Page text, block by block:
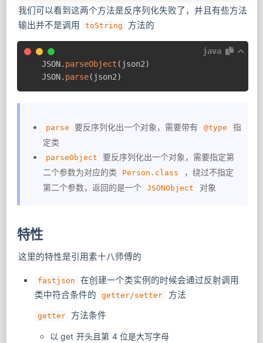
我们可以看到这两个方法是反序列化失败了，并且有些方法
输出并不是调用
toString 方法的
java
JSON. parseObject ( json2)
JSON. parse( json2)
parse ​ 要反序列化出一个对象，需要带有 @type
指
定类
parseObject
​ 要反序列化出一个对象，需要指定第
二个参数为对应的类
Person.class
​ ，绕过不指定
第二个参数，返回的是一个
JSONObject 对象
特性
这里的特性是引用素十八师傅的
fastjson
​ 在创建一个类实例的时候会通过反射调用
类中符合条件的
getter/setter 方法
getter 方法条件
以 get 开头且第 4 位是大写字母